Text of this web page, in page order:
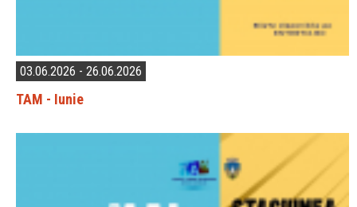
03.06.2026 - 26.06.2026
TAM - Iunie